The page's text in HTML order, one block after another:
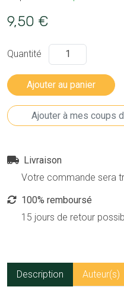
9,50 €
Quantité
Livraison
Votre commande sera
100% remboursé
15 jours de retour
Description Auteur(s)